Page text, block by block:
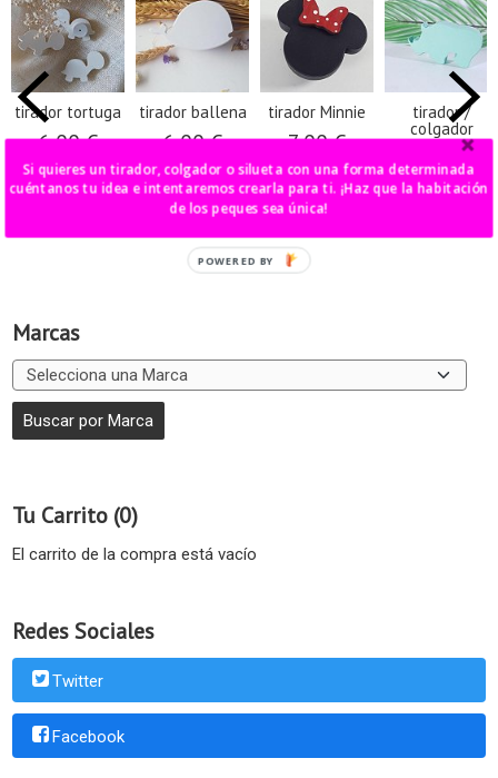
Marcas
Tu Carrito (0)
El carrito de la compra está vacío
Redes Sociales
Twitter
Facebook
tirador tortuga
6,00 €
tirador ballena
6,00 €
tirador Minnie
7,00 €
tirador /
colgador
rinoceronte
6,00 €
Si quieres un tirador, colgador o silueta con una forma determinada
cuéntanos tu idea e intentaremos crearla para ti. ¡Haz que la habitación
de los peques sea única!
POWERED BY